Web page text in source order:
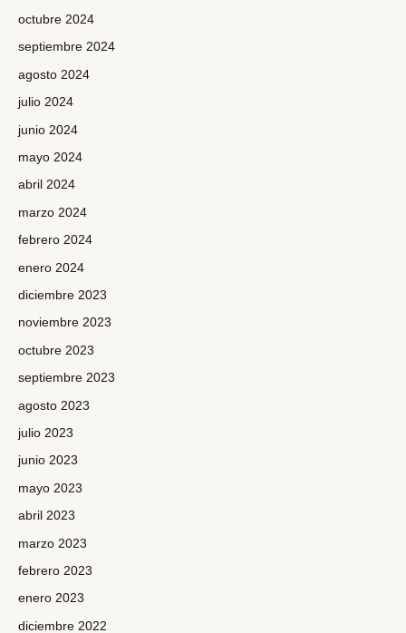
octubre 2024
septiembre 2024
agosto 2024
julio 2024
junio 2024
mayo 2024
abril 2024
marzo 2024
febrero 2024
enero 2024
diciembre 2023
noviembre 2023
octubre 2023
septiembre 2023
agosto 2023
julio 2023
junio 2023
mayo 2023
abril 2023
marzo 2023
febrero 2023
enero 2023
diciembre 2022